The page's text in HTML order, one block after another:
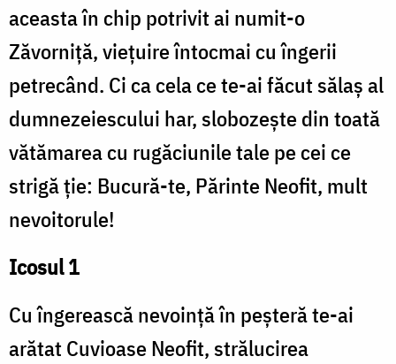
aceasta în chip potrivit ai numit-o
Zăvorniță, viețuire întocmai cu îngerii
petrecând. Ci ca cela ce te-ai făcut sălaș al
dumnezeiescului har, slobozește din toată
vătămarea cu rugăciunile tale pe cei ce
strigă ție: Bucură-te, Părinte Neofit, mult
nevoitorule!
Icosul 1
Cu îngerească nevoință în peșteră te-ai
arătat Cuvioase Neofit, strălucirea